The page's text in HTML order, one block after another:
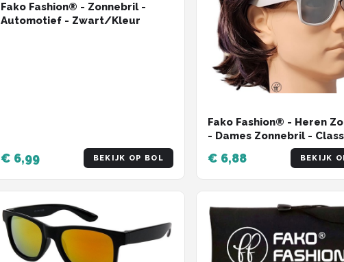
Fako Fashion® - Zonnebril -
Automotief - Zwart/Kleur
€ 6,99 BEKIJK OP BOL
Fako Fashion® - Heren
- Dames Zonnebril -
UV400 - Wit Frame -
Spiegel
€ 6,88 BEKIJK